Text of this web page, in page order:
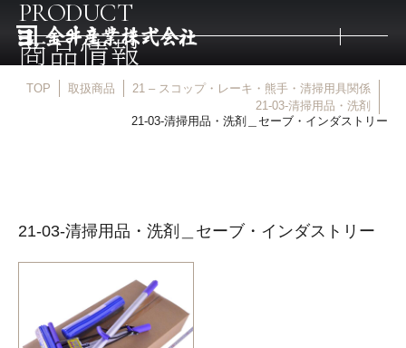
マルキン印
PRODUCT
商品情報
TOP 取扱商品
21 – スコップ・レーキ・熊手・清掃用具関係
21-03-清掃用品・洗剤
21-03-清掃用品・洗剤＿セーブ・インダストリー
21-03-清掃用品・洗剤＿セーブ・インダストリー